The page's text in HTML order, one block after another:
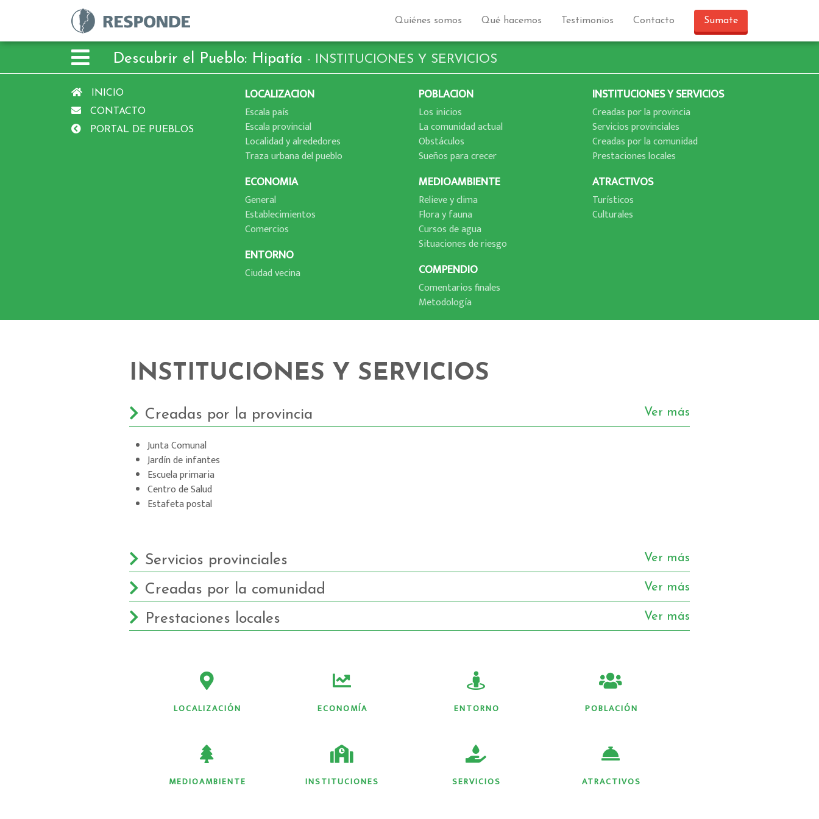
Quiénes somos Qué hacemos Testimonios Contacto Sumate
Descubrir el Pueblo: Hipatí­a - INSTITUCIONES Y SERVICIOS
INICIO
CONTACTO
PORTAL DE PUEBLOS
LOCALIZACION
Escala paí­s
Escala provincial
Localidad y alrededores
Traza urbana del pueblo
ECONOMIA
General
Establecimientos
Comercios
ENTORNO
Ciudad vecina
POBLACION
Los inicios
La comunidad actual
Obstáculos
Sueños para crecer
MEDIOAMBIENTE
Relieve y clima
Flora y fauna
Cursos de agua
Situaciones de riesgo
COMPENDIO
Comentarios finales
Metodologí­a
INSTITUCIONES Y SERVICIOS
Creadas por la provincia
Servicios provinciales
Creadas por la comunidad
Prestaciones locales
ATRACTIVOS
Turí­sticos
Culturales
INSTITUCIONES Y SERVICIOS
Creadas por la provincia Ver más
Junta Comunal
Jardín de infantes
Escuela primaria
Centro de Salud
Estafeta postal
Servicios provinciales Ver más
Creadas por la comunidad Ver más
Prestaciones locales Ver más
LOCALIZACIÓN ECONOMÍA ENTORNO POBLACIÓN
MEDIOAMBIENTE INSTITUCIONES SERVICIOS ATRACTIVOS